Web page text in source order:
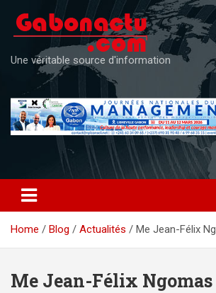
content
Une véritable source d'information
Home Blog Actualités Me Jean-Félix
Me Jean-Félix Ngomas